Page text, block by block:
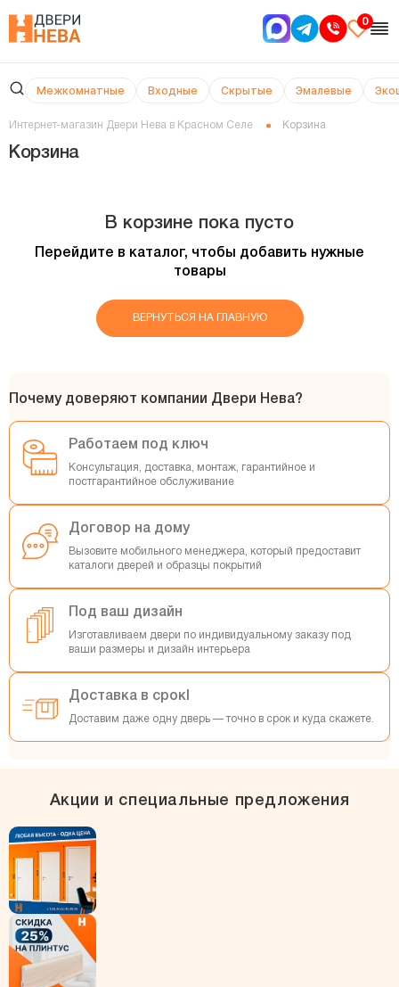
0
Межкомнатные Входные Скрытые Эмалевые
Интернет-магазин Двери Нева в Красном Селе Корзина
Корзина
В корзине пока пусто
Перейдите в каталог, чтобы добавить нужные
товары
ВЕРНУТЬСЯ НА ГЛАВНУЮ
Почему доверяют компании Двери Нева?
Работаем под ключ
Консультация, доставка, монтаж, гарантийное и
постгарантийное обслуживание
Договор на дому
Вызовите мобильного менеджера, который предоставит
каталоги дверей и образцы покрытий
Под ваш дизайн
Изготавливаем двери по индивидуальному заказу под
ваши размеры и дизайн интерьера
Доставка в срокl
Доставим даже одну дверь — точно в срок и куда скажете.
Акции и специальные предложения